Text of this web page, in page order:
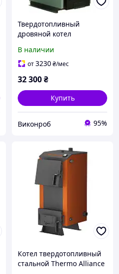
Твердотопливный
дровяной котел
VART КСТ-30 (Варт) 30 кВт
В наличии
от3230₴/мес
32 300₴
Купить
Виконроб 95%
Котел твердотопливный
стальной Thermo Alliance